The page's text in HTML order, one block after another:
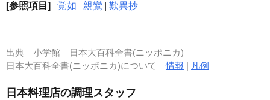
[参照項目] | 覚如 | 親鸞 | 歎異抄
出典 小学館 日本大百科全書(ニッポニカ)
日本大百科全書(ニッポニカ)について情報 | 凡例
日本料理店の調理スタッフ